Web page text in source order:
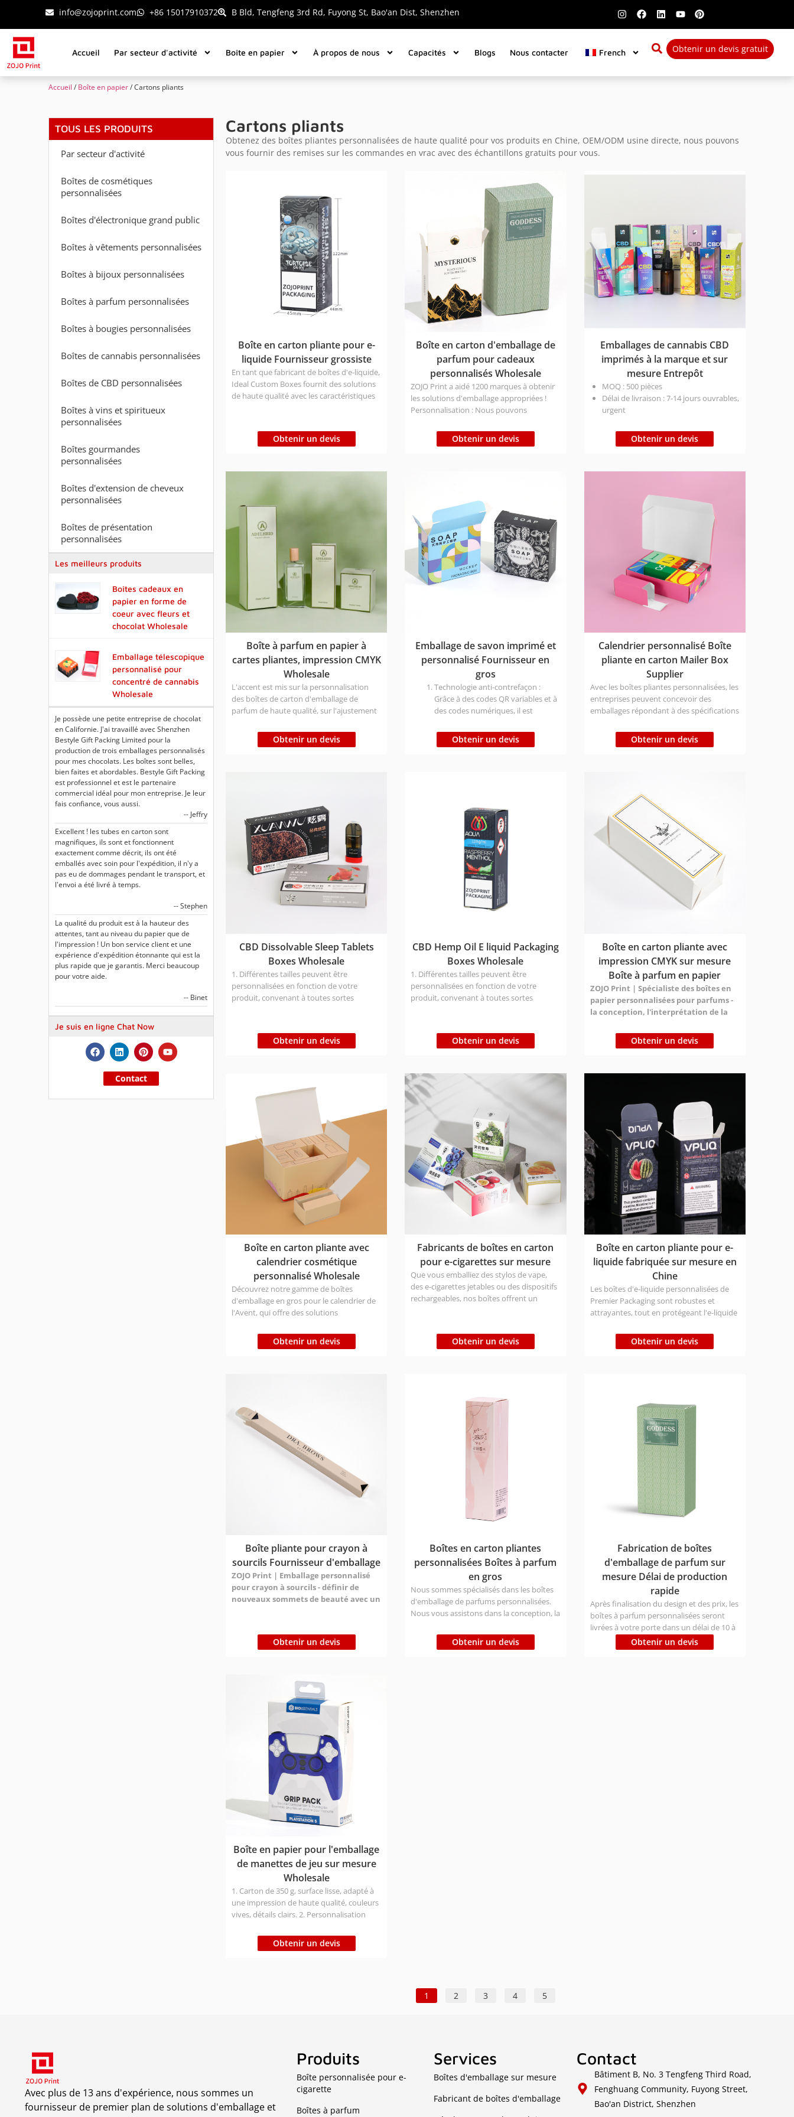
info@zojoprint.com +86 15017910372 B Bld, Tengfeng 3rd Rd, Fuyong St, Bao'an Dist, Shenzhen
Accueil Par secteur d'activité Boîte en papier À propos de nous Capacités Blogs Nous contacter French Obtenir un devis gratuit
Accueil / Boîte en papier/ Cartons pliants
TOUS LES PRODUITS
Par secteur d'activité
Boîtes de cosmétiques
personnalisées
Boîtes d'électronique grand public
Boîtes à vêtements personnalisées
Boîtes à bijoux personnalisées
Boîtes à parfum personnalisées
Boîtes à bougies personnalisées
Boîtes de cannabis personnalisées
Boîtes de CBD personnalisées
Boîtes à vins et spiritueux
personnalisées
Boîtes gourmandes
personnalisées
Boîtes d'extension de cheveux
personnalisées
Boîtes de présentation
personnalisées
Les meilleurs produits
Boîtes cadeaux en
papier en forme de
coeur avec fleurs et
chocolat Wholesale
Emballage télescopique
personnalisé pour
concentré de cannabis
Wholesale
Je possède une petite entreprise de chocolat
en Californie. J'ai travaillé avec Shenzhen
Bestyle Gift Packing Limited pour la
production de trois emballages personnalisés
pour mes chocolats. Les boîtes sont belles,
bien faites et abordables. Bestyle Gift Packing
est professionnel et est le partenaire
commercial idéal pour mon entreprise. Je leur
fais confiance, vous aussi.
-- Jeffry
Excellent ! les tubes en carton sont
magnifiques, ils sont et fonctionnent
exactement comme décrit, ils ont été
emballés avec soin pour l'expédition, il n'y a
pas eu de dommages pendant le transport, et
l'envoi a été livré à temps.
-- Stephen
La qualité du produit est à la hauteur des
attentes, tant au niveau du papier que de
l'impression ! Un bon service client et une
expérience d'expédition étonnante qui est la
plus rapide que je garantis. Merci beaucoup
pour votre aide.
-- Binet
Je suis en ligne Chat Now
Contact
Cartons pliants
Obtenez des boîtes pliantes personnalisées de haute qualité pour vos produits en Chine, OEM/ODM usine directe, nous pouvons
vous fournir des remises sur les commandes en vrac avec des échantillons gratuits pour vous.
Boîte en carton pliante pour e-
liquide Fournisseur grossiste
En tant que fabricant de boîtes d'e-liquide,
Ideal Custom Boxes fournit des solutions
de haute qualité avec les caractéristiques
l'environnement, certifié FSC/ISO/BSCI
Temps de production : Échantillon 1-3
Obtenir un devis
Boîte en carton d'emballage de
parfum pour cadeaux
personnalisés Wholesale
ZOJO Print a aidé 1200 marques à obtenir
les solutions d'emballage appropriées !
Personnalisation : Nous pouvons
matériau/la finition/la forme, etc. Type de
matériau : Ecologique, certifié
jours（Différents pays ont des délais
différents) Prix:Contactez nous pour
envoyer votre demande !
Obtenir un devis
Emballages de cannabis CBD
imprimés à la marque et sur
mesure Entrepôt
MOQ : 500 pièces
Délai de livraison : 7-14 jours ouvrables,
urgent
hauteur)
Impression personnalisée
recyclable et sans plastique
produit et à la quantité souhaitée.
Obtenir un devis
Boîte à parfum en papier à
cartes pliantes, impression CMYK
Wholesale
L'accent est mis sur la personnalisation
des boîtes de carton d'emballage de
parfum de haute qualité, sur l'ajustement
personnalisée de la doublure en fonction
des caractéristiques du produit.
Obtenir un devis
Emballage de savon imprimé et
personnalisé Fournisseur en
gros
Technologie anti-contrefaçon :
Grâce à des codes QR variables et à
des codes numériques, il est
contre la contrefaçon "unique dans
chaque boîte" afin de garantir la
matériaux recyclables et d'une
conception d'adaptation
automatisée permet de répondre
aux besoins de la production
moderne.
Innovation en matière d'expérience
utilisateur : Structure de drainage
inclinée, conception légère, etc., afin
d'améliorer le confort des
consommateurs. Valeur ajoutée à la
à une conception alliant esthétique
et fonctionnalité.
Obtenir un devis
Calendrier personnalisé Boîte
pliante en carton Mailer Box
Supplier
Avec les boîtes pliantes personnalisées, les
entreprises peuvent concevoir des
emballages répondant à des spécifications
du produit et l'expérience du client.
Personnalisation : Possibilité de
l'environnement, certifiés FSC/ISO/BSCI.
Temps de production : Échantillon : 1 à 3
jours ; Gros : 7 à 9 jours Délai d'expédition :
Express 3-7 jours ; Air 12-16 jours ; Bateau
25-30 jours（Différents pays ont des délais
différents) Prix:Contactez nous pour
envoyer votre demande !
Obtenir un devis
CBD Dissolvable Sleep Tablets
Boxes Wholesale
1. Différentes tailles peuvent être
personnalisées en fonction de votre
produit, convenant à toutes sortes
peuvent être aplaties pour le stockage, ce
qui réduit l'espace de stockage ; l'efficacité
et délicate, impression respectueuse de
l'environnement.
Obtenir un devis
CBD Hemp Oil E liquid Packaging
Boxes Wholesale
1. Différentes tailles peuvent être
personnalisées en fonction de votre
produit, convenant à toutes sortes
le stockage, ce qui réduit l'espace de
stockage ; l'efficacité de l'empilage
blanc, surface lisse et délicate, impression
respectueuse de l'environnement.
Obtenir un devis
Boîte en carton pliante avec
impression CMYK sur mesure
Boîte à parfum en papier
ZOJO Print | Spécialiste des boîtes en
papier personnalisées pour parfums -
la conception, l'interprétation de la
l'heure où la concurrence sur le marché
des parfums devient de plus en plus
contenant pour le produit, mais aussi un
Print est profondément impliqué dans le
domaine de l'emballage depuis 16 ans et
se concentre sur la fourniture de solutions
de boîtes en papier pour les parfums et les
produits de beauté qui allient
fonctionnalité, valeur esthétique et
compétitivité commerciale.
Obtenir un devis
Boîte en carton pliante avec
calendrier cosmétique
personnalisé Wholesale
Découvrez notre gamme de boîtes
d'emballage en gros pour le calendrier de
l'Avent, qui offre des solutions
fêtes de fin d'année festives et
mémorables. Personnalisation : Possibilité
Temps de production : Échantillon : 1 à 3
jours ; Gros : 7 à 9 jours Délai d'expédition :
Express 3-7 jours ; Air 12-16 jours ; Bateau
25-30 jours（Différents pays ont des délais
différents) Prix:Contactez nous pour
envoyer votre demande !
Obtenir un devis
Fabricants de boîtes en carton
pour e-cigarettes sur mesure
Que vous emballiez des stylos de vape,
des e-cigarettes jetables ou des dispositifs
rechargeables, nos boîtes offrent un
Type de matériau : Respectueux de
l'environnement, certifié FSC/ISO/BSCI
différents) Prix:Contactez nous pour
envoyer votre demande !
Obtenir un devis
Boîte en carton pliante pour e-
liquide fabriquée sur mesure en
Chine
Les boîtes d'e-liquide personnalisées de
Premier Packaging sont robustes et
attrayantes, tout en protégeant l'e-liquide
entreprise d'emballage de premier ordre.
Type de matériau : Respectueux de
jours ; Bateau 25-30 jours（Différents pays
ont des délais différents) Prix:Contactez
nous pour envoyer votre demande !
Obtenir un devis
Boîte pliante pour crayon à
sourcils Fournisseur d'emballage
ZOJO Print | Emballage personnalisé
pour crayon à sourcils - définir de
nouveaux sommets de beauté avec un
l'emballage des crayons à sourcils n'est
pas seulement un contenant pour le
consommateur. ZOJO Print est
profondément impliqué dans le domaine
de l'emballage depuis 16 ans et se
concentre sur la fourniture de solutions de
boîtes pliantes qui combinent
fonctionnalité, valeur esthétique et
compétitivité commerciale pour les
produits de beauté tels que les crayons à
sourcils et les cils.
Obtenir un devis
Boîtes en carton pliantes
personnalisées Boîtes à parfum
en gros
Nous sommes spécialisés dans les boîtes
d'emballage de parfums personnalisées.
Nous vous assistons dans la conception, la
matériaux, la fabrication et la création
d'échantillons. Personnalisation : Nous
Obtenir un devis
Fabrication de boîtes
d'emballage de parfum sur
mesure Délai de production
rapide
Après finalisation du design et des prix, les
boîtes à parfum personnalisées seront
livrées à votre porte dans un délai de 10 à
14 jours ouvrables. Personnalisation :
Possibilité de personnaliser la taille,
Obtenir un devis
Boîte en papier pour l'emballage
de manettes de jeu sur mesure
Wholesale
1. Carton de 350 g, surface lisse, adapté à
une impression de haute qualité, couleurs
vives, détails clairs. 2. Personnalisation
la couleur, de la taille, du processus
d'impression de surface pour s'adapter à
Obtenir un devis
1 2 3 4 5
Avec plus de 13 ans d'expérience, nous sommes un
fournisseur de premier plan de solutions d'emballage et
Produits
Boîte personnalisée pour e-
cigarette
Boîtes à parfum
Services
Boîtes d'emballage sur mesure
Fabricant de boîtes d'emballage
Contact
Bâtiment B, No. 3 Tengfeng Third Road,
Fenghuang Community, Fuyong Street,
Bao'an District, Shenzhen